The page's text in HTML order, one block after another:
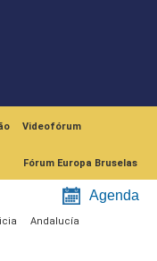
Videofórum
Fórum Europa Bruselas
Agenda
Andalucía